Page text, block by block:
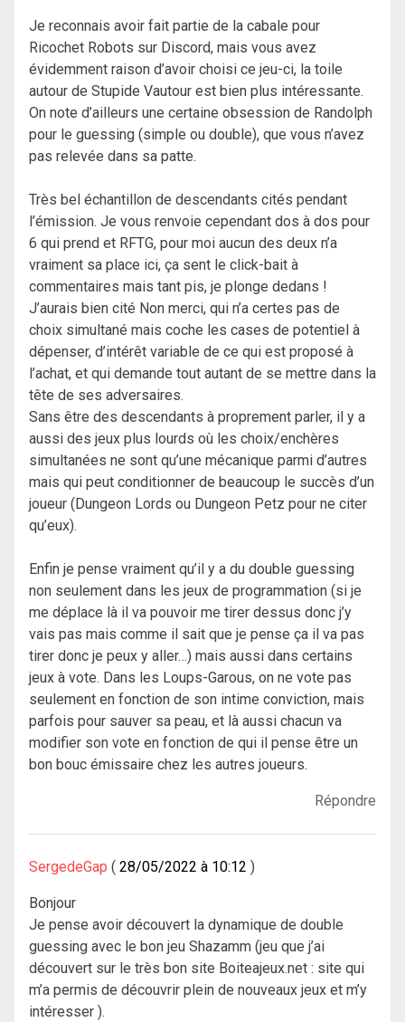
Je reconnais avoir fait partie de la cabale pour
Ricochet Robots sur Discord, mais vous avez
évidemment raison d’avoir choisi ce jeu-ci, la toile
autour de Stupide Vautour est bien plus intéressante.
On note d’ailleurs une certaine obsession de Randolph
pour le guessing (simple ou double), que vous n’avez
pas relevée dans sa patte.
Très bel échantillon de descendants cités pendant
l’émission. Je vous renvoie cependant dos à dos pour
6 qui prend et RFTG, pour moi aucun des deux n’a
vraiment sa place ici, ça sent le click-bait à
commentaires mais tant pis, je plonge dedans !
J’aurais bien cité Non merci, qui n’a certes pas de
choix simultané mais coche les cases de potentiel à
dépenser, d’intérêt variable de ce qui est proposé à
l’achat, et qui demande tout autant de se mettre dans la
tête de ses adversaires.
Sans être des descendants à proprement parler, il y a
aussi des jeux plus lourds où les choix/enchères
simultanées ne sont qu’une mécanique parmi d’autres
mais qui peut conditionner de beaucoup le succès d’un
joueur (Dungeon Lords ou Dungeon Petz pour ne citer
qu’eux).
Enfin je pense vraiment qu’il y a du double guessing
non seulement dans les jeux de programmation (si je
me déplace là il va pouvoir me tirer dessus donc j’y
vais pas mais comme il sait que je pense ça il va pas
tirer donc je peux y aller…) mais aussi dans certains
jeux à vote. Dans les Loups-Garous, on ne vote pas
seulement en fonction de son intime conviction, mais
parfois pour sauver sa peau, et là aussi chacun va
modifier son vote en fonction de qui il pense être un
bon bouc émissaire chez les autres joueurs.
Répondre
SergedeGap 28/05/2022 à 10:12
Bonjour
Je pense avoir découvert la dynamique de double
guessing avec le bon jeu Shazamm (jeu que j’ai
découvert sur le très bon site Boiteajeux.net : site qui
m’a permis de découvrir plein de nouveaux jeux et m’y
intéresser ).